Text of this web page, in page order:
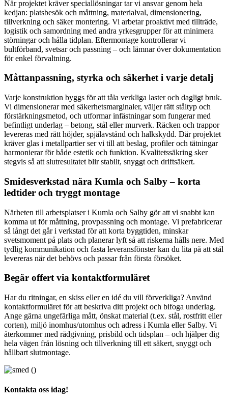
När projektet kräver speciallösningar tar vi ansvar genom hela
kedjan: platsbesök och måttning, materialval, dimensionering,
tillverkning och säker montering. Vi arbetar proaktivt med tillträde,
logistik och samordning med andra yrkesgrupper för att minimera
störningar och hålla tidplan. Eftermontage kontrollerar vi
bultförband, svetsar och passning – och lämnar över dokumentation
för enkel förvaltning.
Måttanpassning, styrka och säkerhet i varje detalj
Varje konstruktion byggs för att tåla verkliga laster och dagligt bruk.
Vi dimensionerar med säkerhetsmarginaler, väljer rätt ståltyp och
förstärkningsmetod, och utformar infästningar som fungerar med
befintligt underlag – betong, stål eller murverk. Räcken och trappor
levereras med rätt höjder, spjälavstånd och halkskydd. Där projektet
kräver glas i metallpartier ser vi till att beslag, profiler och tätningar
harmonierar för både estetik och funktion. Kvalitetssäkring sker
stegvis så att slutresultatet blir stabilt, snyggt och driftsäkert.
Smidesverkstad nära Kumla och Salby – korta
ledtider och tryggt montage
Närheten till arbetsplatser i Kumla och Salby gör att vi snabbt kan
komma ut för måttning, provpassning och montage. Vi prefabricerar
så långt det går i verkstad för att korta byggtiden, minskar
svetsmoment på plats och planerar lyft så att riskerna hålls nere. Med
tydlig kommunikation och fasta leveransfönster kan du lita på att stål
levereras när det behövs och passar från första försöket.
Begär offert via kontaktformuläret
Har du ritningar, en skiss eller en idé du vill förverkliga? Använd
kontaktformuläret för att beskriva ditt projekt och bifoga underlag.
Ange gärna ungefärliga mått, önskat material (t.ex. stål, rostfritt eller
corten), miljö inomhus/utomhus och adress i Kumla eller Salby. Vi
återkommer med rådgivning, prisbild och tidsplan – och hjälper dig
hela vägen från lösning och tillverkning till ett säkert, snyggt och
hållbart slutmontage.
Kontakta oss idag!